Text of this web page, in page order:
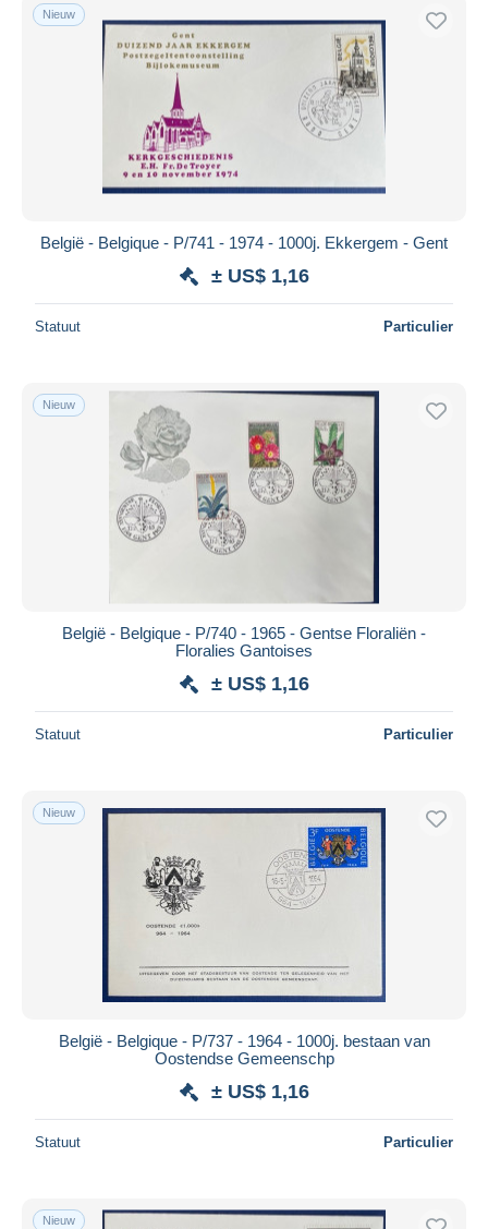
Nieuw
België - Belgique - P/741 - 1974 - 1000j. Ekkergem - Gent
± US$ 1,16
Statuut Particulier
Nieuw
België - Belgique - P/740 - 1965 - Gentse Floraliën -
Floralies Gantoises
± US$ 1,16
Statuut Particulier
Nieuw
België - Belgique - P/737 - 1964 - 1000j. bestaan van
Oostendse Gemeenschp
± US$ 1,16
Statuut Particulier
Nieuw